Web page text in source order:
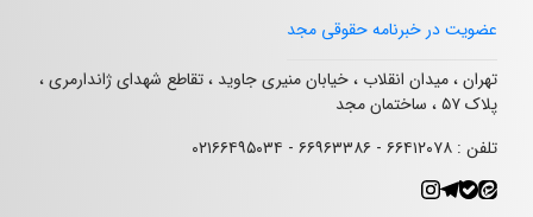
عضویت در خبرنامه حقوقی مجد
تهران ، میدان انقلاب ، خیابان منیری جاوید ، تقاطع شهدای ژاندارمری ،
پلاک ۵۷ ، ساختمان مجد
تلفن : ۶۶۴۱۲۰۷۸ - ۶۶۹۶۳۳۸۶ - ۰۲۱۶۶۴۹۵۰۳۴